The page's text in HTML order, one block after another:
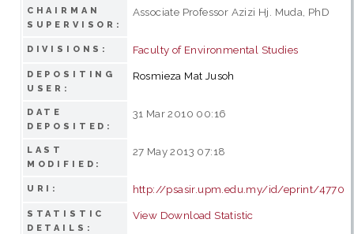
CHAIRMAN
SUPERVISOR:
Associate Professor Azizi Hj. Muda, PhD
DIVISIONS: Faculty of Environmental Studies
DEPOSITING
USER:
Rosmieza Mat Jusoh
DATE
DEPOSITED:
31 Mar 2010 00:16
LAST
MODIFIED:
27 May 2013 07:18
URI: http://psasir.upm.edu.my/id/eprint/4770
STATISTIC
DETAILS:
View Download Statistic